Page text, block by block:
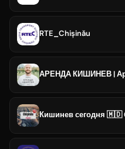
RTE_Chișinău
Кишинев сегодня 🇲🇩